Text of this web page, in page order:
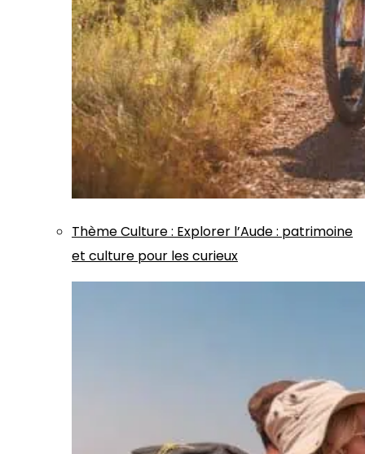
ThèmeCulture: Explorer l’Aude : patrimoine
et culture pour les curieux